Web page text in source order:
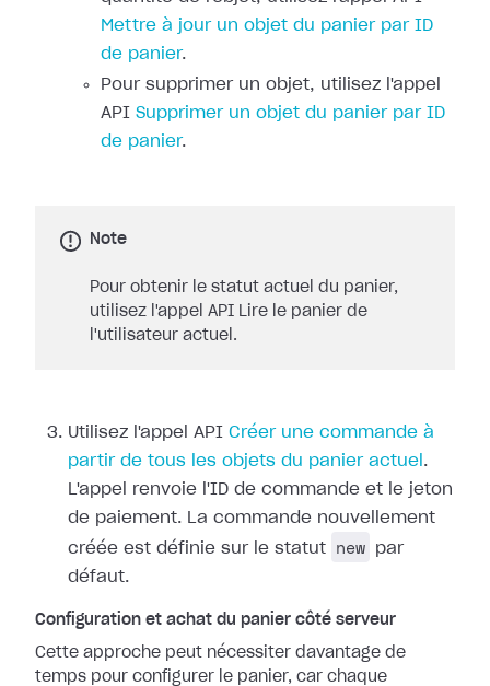
Mettre à jour un objet du panier par ID
de panier.
Pour supprimer un objet, utilisez l'appel
API Supprimer un objet du panier par ID
de panier.
Note
Pour obtenir le statut actuel du panier,
utilisez l'appel API Lire le panier de
l'utilisateur actuel.
Utilisez l'appel API Créer une commande à
partir de tous les objets du panier actuel .
L'appel renvoie l'ID de commande et le jeton
de paiement. La commande nouvellement
créée est définie sur le statut
new
par
défaut.
Configuration et achat du panier côté serveur
Cette approche peut nécessiter davantage de
temps pour configurer le panier, car chaque